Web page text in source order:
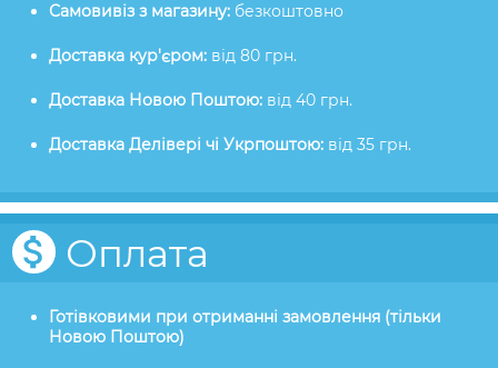
Самовивіз з магазину: безкоштовно
Доставка кур'єром: від 80 грн.
Доставка Новою Поштою: від 40 грн.
Доставка Делівері чі Укрпоштою: від 35 грн.
Оплата
Готівковими при отриманні замовлення (тільки
Новою Поштою)